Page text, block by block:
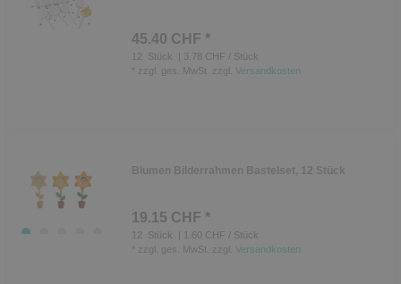
45.40 CHF *
12 Stück
| 3.78 CHF / Stück
zzgl. ges. MwSt. zzgl. Versandkosten
Blumen Bilderrahmen Bastelset, 12 Stück
19.15 CHF *
12 Stück
| 1.60 CHF / Stück
zzgl. ges. MwSt. zzgl. Versandkosten